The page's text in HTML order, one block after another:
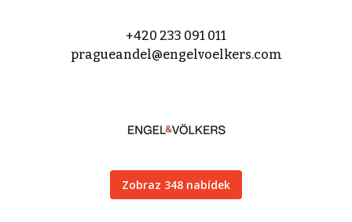
+420 233 091 011
pragueandel@engelvoelkers.com
Zobraz 348 nabídek